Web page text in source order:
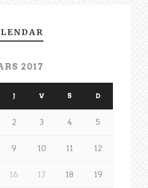
2017
J V S D
2 3 4 5
9 10 11 12
16 17 18 19